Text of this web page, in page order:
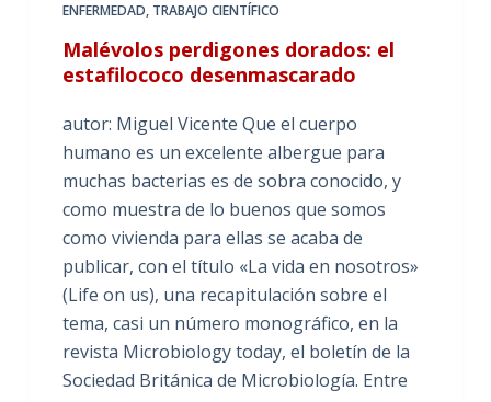
ENFERMEDAD, TRABAJO CIENTÍFICO
Malévolos perdigones dorados: el
estafilococo desenmascarado
autor: Miguel Vicente Que el cuerpo
humano es un excelente albergue para
muchas bacterias es de sobra conocido, y
como muestra de lo buenos que somos
como vivienda para ellas se acaba de
publicar, con el título «La vida en nosotros»
(Life on us), una recapitulación sobre el
tema, casi un número monográfico, en la
revista Microbiology today, el boletín de la
Sociedad Británica de Microbiología. Entre